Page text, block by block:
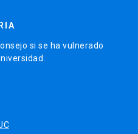
si se ha vulnerado